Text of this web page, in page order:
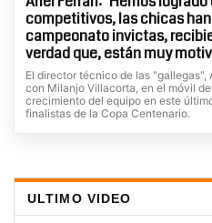
competitivos, las chicas
campeonato invictas,
verdad que, están muy
El director técnico de las "gallegas",
con Milanjo Villacorta, en el móvil
crecimiento del equipo en este
finalistas de la Copa Centenario.
ULTIMO VIDEO